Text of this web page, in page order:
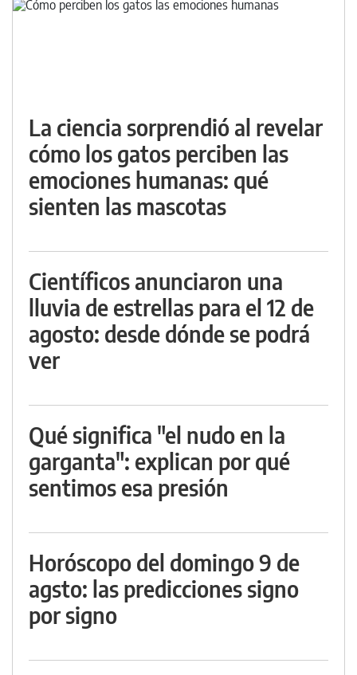
La ciencia sorprendió al revelar
cómo los gatos perciben las
emociones humanas: qué
sienten las mascotas
Científicos anunciaron una
lluvia de estrellas para el 12 de
agosto: desde dónde se podrá
ver
Qué significa "el nudo en la
garganta": explican por qué
sentimos esa presión
Horóscopo del domingo 9 de
agsto: las predicciones signo
por signo